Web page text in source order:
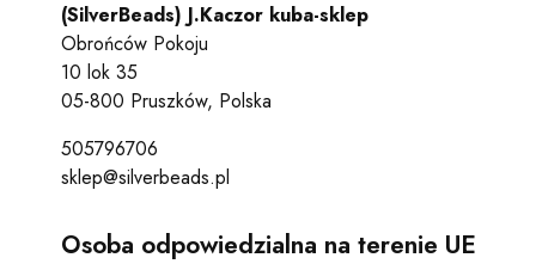
(SilverBeads) J.Kaczor kuba-sklep
Obrońców Pokoju
10 lok 35
05-800 Pruszków, Polska
505796706
sklep@silverbeads.pl
Osoba odpowiedzialna na terenie UE